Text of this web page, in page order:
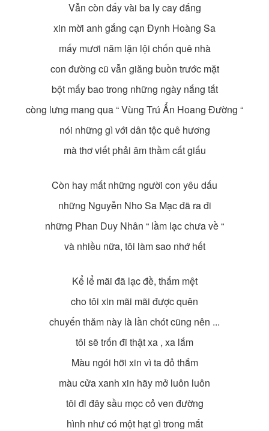
Vẫn còn đấy vài ba ly cay đắng
xin mời anh gắng cạn Đynh Hoàng Sa
mấy mươi năm lặn lội chốn quê nhà
con đường cũ vẫn giăng buồn trước mặt
bột mấy bao trong những ngày nắng tắt
còng lưng mang qua “ Vùng Trú Ẩn Hoang Đường “
nói những gì với dân tộc quê hương
mà thơ viết phải âm thầm cất giấu
Còn hay mất những người con yêu dấu
những Nguyễn Nho Sa Mạc đã ra đi
những Phan Duy Nhân “ lầm lạc chưa về “
và nhiều nữa, tôi làm sao nhớ hết
Kể lể mãi đã lạc đề, thấm mệt
cho tôi xin mãi mãi được quên
chuyến thăm này là lần chót cũng nên ...
tôi sẽ trốn đi thật xa , xa lắm
Màu ngói hỡi xin vì ta đỏ thắm
màu cửa xanh xin hãy mở luôn luôn
tôi đi đây sầu mọc cỏ ven đường
hình như có một hạt gì trong mắt